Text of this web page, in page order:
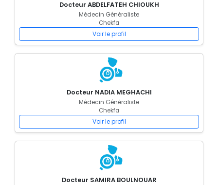
Docteur ABDELFATEH CHIOUKH
Médecin Généraliste
Chekfa
Voir le profil
Docteur NADIA MEGHACHI
Médecin Généraliste
Chekfa
Voir le profil
Docteur SAMIRA BOULNOUAR